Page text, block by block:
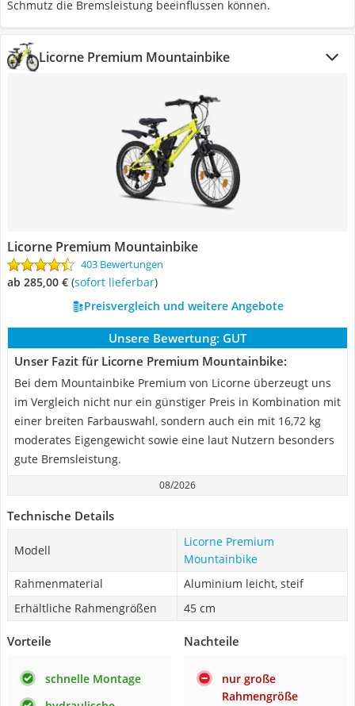
Schmutz die Bremsleistung beeinflussen können.
Licorne Premium Mountainbike
Licorne Premium Mountainbike
403 Bewertungen
ab 285,00 € ( Sofort lieferbar)
Preisvergleich und weitere Angebote
Unsere Bewertung: GUT
Unser Fazit für Licorne Premium Mountainbike:
Bei dem Mountainbike Premium von Licorne überzeugt uns
im Vergleich nicht nur ein günstiger Preis in Kombination mit
einer breiten Farbauswahl, sondern auch ein mit 16,72 kg
moderates Eigengewicht sowie eine laut Nutzern besonders
gute Bremsleistung.
08/2026
Technische Details
Modell
Licorne Premium
Mountainbike
Rahmenmaterial
Aluminium leicht, steif
Erhältliche Rahmengrößen
45 cm
Vorteile
schnelle Montage
Nachteile
nur große
Rahmengröße